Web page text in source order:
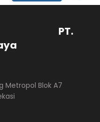
Metropol Blok A7